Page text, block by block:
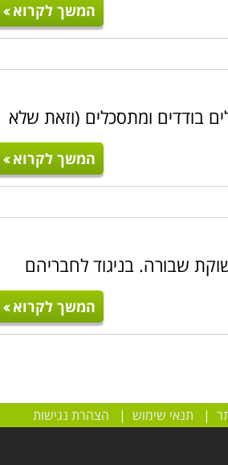
המשך לקרוא
בודדים ומתסכלים (וזאת שלא
המשך לקרוא
שבורה. בניגוד לחבריהם
המשך לקרוא
| תנאי שימוש | הצהרת נגישות